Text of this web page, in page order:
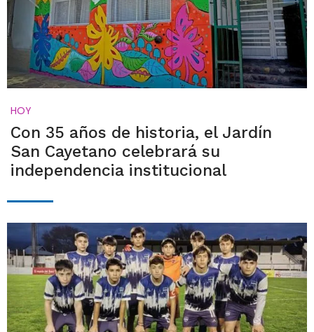
HOY
Con 35 años de historia, el Jardín
San Cayetano celebrará su
independencia institucional